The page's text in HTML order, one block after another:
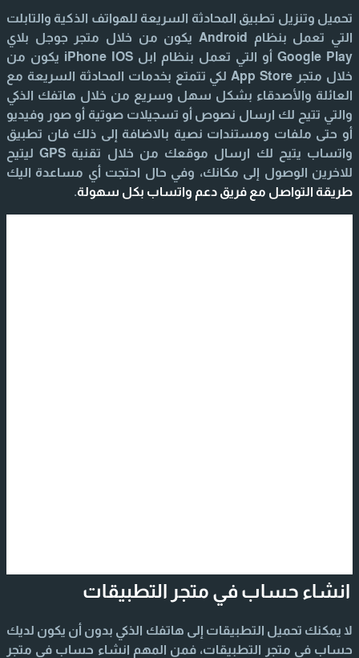
تحميل وتنزيل تطبيق المحادثة السريعة للهواتف الذكية والتابلت
التي تعمل بنظام Android يكون من خلال متجر جوجل بلاي
Google Play أو التي تعمل بنظام ابل iPhone IOS يكون من
خلال متجر App Store لكي تتمتع بخدمات المحادثة السريعة مع
العائلة والأصدقاء بشكل سهل وسريع من خلال هاتفك الذكي
والتي تتيح لك ارسال نصوص أو تسجيلات صوتية أو صور وفيديو
أو حتى ملفات ومستندات نصية بالاضافة إلى ذلك فان تطبيق
واتساب يتيح لك ارسال موقعك من خلال تقنية GPS ليتيح
للاخرين الوصول إلى مكانك، وفي حال احتجت أي مساعدة اليك
طريقة التواصل مع فريق دعم واتساب بكل سهولة.
انشاء حساب في متجر التطبيقات
لا يمكنك تحميل التطبيقات إلى هاتفك الذكي بدون أن يكون لديك
حساب في متجر التطبيقات، فمن المهم انشاء حساب في متجر